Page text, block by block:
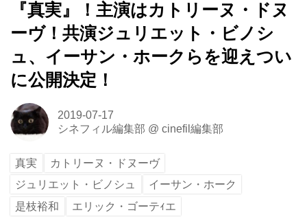
『真実』！主演はカトリーヌ・ドヌ
ーヴ！共演ジュリエット・ビノシ
ュ、イーサン・ホークらを迎えつい
に公開決定！
2019-07-17
シネフィル編集部 @ cinefil編集部
真実
カトリーヌ・ドヌーヴ
ジュリエット・ビノシュ
イーサン・ホーク
是枝裕和
エリック・ゴーテｨエ